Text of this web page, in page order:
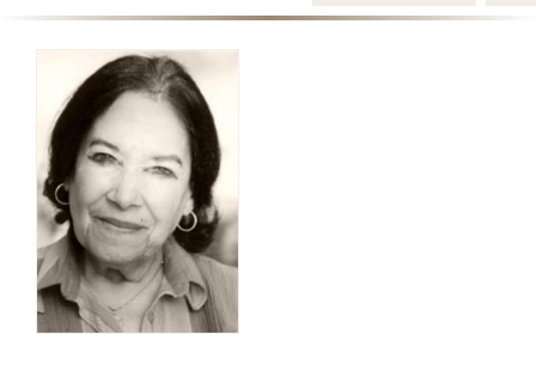
LES ÉDITIONS
LA LIBRAIRIE
CATALOGUE
MÉDIATHÈQUE
NOUVEAUTÉS / À PARAÎTRE
CONTACT
ESPACE PRO LIBRAIRES